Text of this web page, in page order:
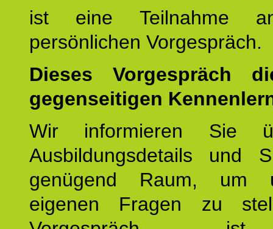
ist eine Teilnahme
persönlichen Vorgespräch.
Dieses Vorgespräch
gegenseitigen
Wir informieren Sie
Ausbildungsdetails und
genügend Raum, um
eigenen Fragen zu